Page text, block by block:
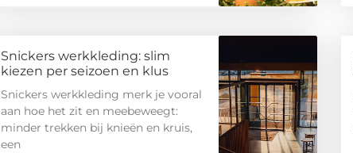
Snickers werkkleding: slim
kiezen per seizoen en klus
Snickers werkkleding merk je vooral
aan hoe het zit en meebeweegt:
minder trekken bij knieën en kruis,
een